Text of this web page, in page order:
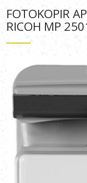
FOTOKOPIR
RICOH MP